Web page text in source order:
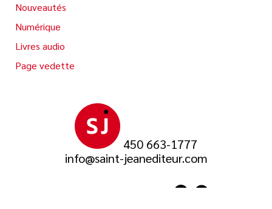
450 663-1777
info@saint-jeanediteur.com
Nouveautés
Numérique
Livres audio
Page vedette